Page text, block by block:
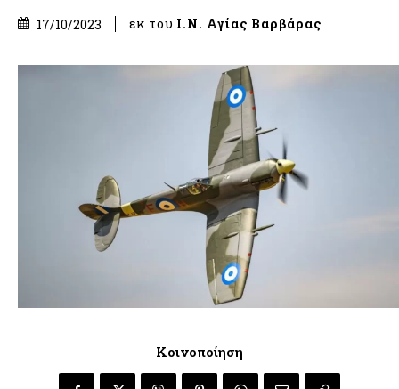
17/10/2023 εκ του Ι.Ν. Αγίας Βαρβάρας
Κοινοποίηση